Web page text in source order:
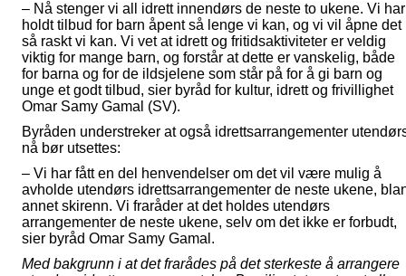
– Nå stenger vi all idrett innendørs de neste to ukene. Vi har
holdt tilbud for barn åpent så lenge vi kan, og vi vil åpne det
så raskt vi kan. Vi vet at idrett og fritidsaktiviteter er veldig
viktig for mange barn, og forstår at dette er vanskelig, både
for barna og for de ildsjelene som står på for å gi barn og
unge et godt tilbud, sier byråd for kultur, idrett og frivillighet
Omar Samy Gamal (SV).
Byråden understreker at også idrettsarrangementer
nå bør utsettes:
– Vi har fått en del henvendelser om det vil være mulig å
avholde utendørs idrettsarrangementer de neste ukene,
annet skirenn. Vi fraråder at det holdes utendørs
arrangementer de neste ukene, selv om det ikke er forbudt,
sier byråd Omar Samy Gamal.
Med bakgrunn i at det frarådes på det sterkeste å arrangere